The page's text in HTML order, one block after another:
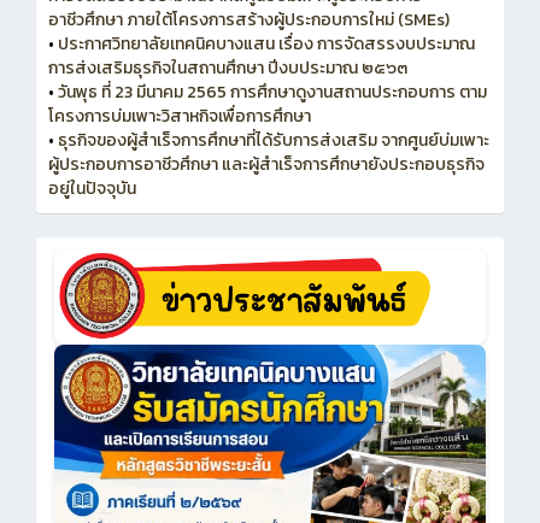
อาชีวศึกษา ภายใต้โครงการสร้างผู้ประกอบการใหม่ (SMEs)
• ประกาศวิทยาลัยเทคนิคบางแสน เรื่อง การจัดสรรงบประมาณ
การส่งเสริมธุรกิจในสถานศึกษา ปีงบประมาณ ๒๕๖๓
•วันพุธ ที่ 23 มีนาคม 2565 การศึกษาดูงานสถานประกอบการ ตาม
โครงการบ่มเพาะวิสาหกิจเพื่อการศึกษา
• ธุรกิจของผู้สำเร็จการศึกษาที่ได้รับการส่งเสริม จากศูนย์บ่มเพาะ
ผู้ประกอบการอาชีวศึกษา และผู้สำเร็จการศึกษายังประกอบธุรกิจ
อยู่ในปัจจุบัน